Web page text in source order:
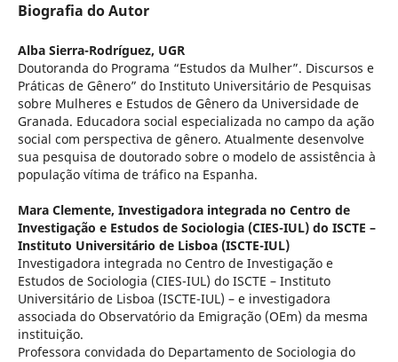
Biografia do Autor
Alba Sierra-Rodríguez, UGR
Doutoranda do Programa “Estudos da Mulher”. Discursos e
Práticas de Gênero” do Instituto Universitário de Pesquisas
sobre Mulheres e Estudos de Gênero da Universidade de
Granada. Educadora social especializada no campo da ação
social com perspectiva de gênero. Atualmente desenvolve
sua pesquisa de doutorado sobre o modelo de assistência à
população vítima de tráfico na Espanha.
Mara Clemente, Investigadora integrada no Centro de
Investigação e Estudos de Sociologia (CIES-IUL) do ISCTE –
Instituto Universitário de Lisboa (ISCTE-IUL)
Investigadora integrada no Centro de Investigação e
Estudos de Sociologia (CIES-IUL) do ISCTE – Instituto
Universitário de Lisboa (ISCTE-IUL) – e investigadora
associada do Observatório da Emigração (OEm) da mesma
instituição.
Professora convidada do Departamento de Sociologia do